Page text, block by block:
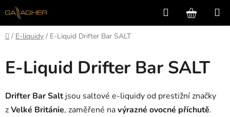
Přejít
na
obsah
Hledat
KOŠÍK
Domů
/ E-liquidy / E-Liquid Drifter Bar SALT
E-Liquid Drifter Bar SALT
Drifter Bar Saltjsou saltové e-liquidy od prestižní značky
zVelké Británie, zaměřené navýrazné ovocné příchutě.